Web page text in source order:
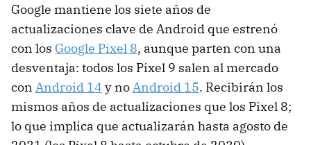
Google mantiene los siete años de
actualizaciones clave de Android que estrenó
con los Google Pixel 8, aunque parten con una
desventaja: todos los Pixel 9 salen al mercado
con Android 14 y no Android 15. Recibirán los
mismos años de actualizaciones que los Pixel 8;
lo que implica que actualizarán hasta agosto de